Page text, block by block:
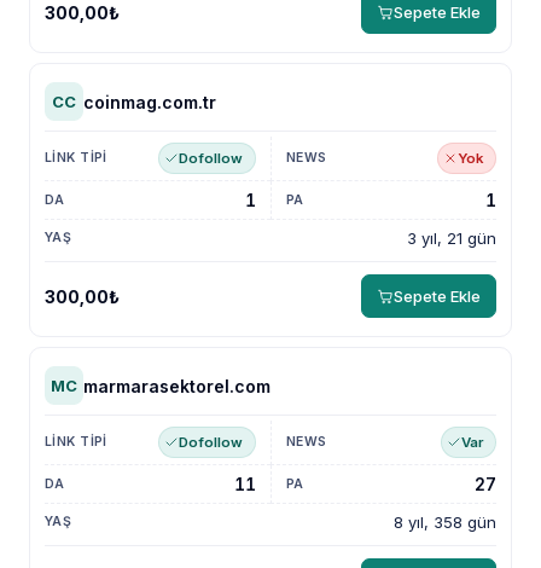
300,00₺ Sepete Ekle
CC coinmag.com.tr
Dofollow Yok
3 yıl, 21 gün
1 1
300,00₺ Sepete Ekle
MC marmarasektorel.com
Dofollow Var
8 yıl, 358 gün
11 27